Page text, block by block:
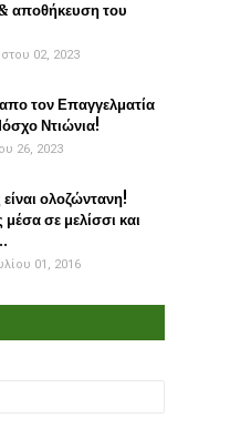
αποθήκευση του
02, 2023
τον Επαγγελματία
Ντιώνια!
26, 2023
ολοζώντανη!
σε μελίσσι και
01, 2016